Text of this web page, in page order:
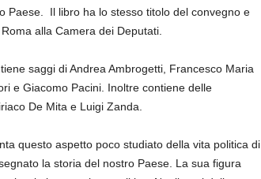
Paese. Il libro ha lo stesso titolo del convegno e
alla Camera dei Deputati.
saggi di Andrea Ambrogetti, Francesco Maria
e Giacomo Pacini. Inoltre contiene delle
De Mita e Luigi Zanda.
questo aspetto poco studiato della vita politica di
la storia del nostro Paese. La sua figura